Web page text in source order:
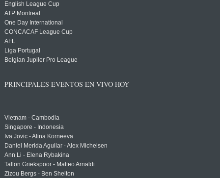
English League Cup
ATP Montreal
One Day International
CONCACAF League Cup
AFL
Liga Portugal
Belgian Jupiler Pro League
PRINCIPALES EVENTOS EN VIVO HOY
Vietnam - Cambodia
Singapore - Indonesia
Iva Jovic - Alina Korneeva
Daniel Merida Aguilar - Alex Michelsen
Ann Li - Elena Rybakina
Tallon Griekspoor - Matteo Arnaldi
Zizou Bergs - Ben Shelton